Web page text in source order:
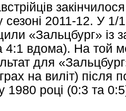
сезоні 2011-12. У 1/
«Зальцбург» із
4:1 вдома). На той
для
на виліт) після
році (0:3 та